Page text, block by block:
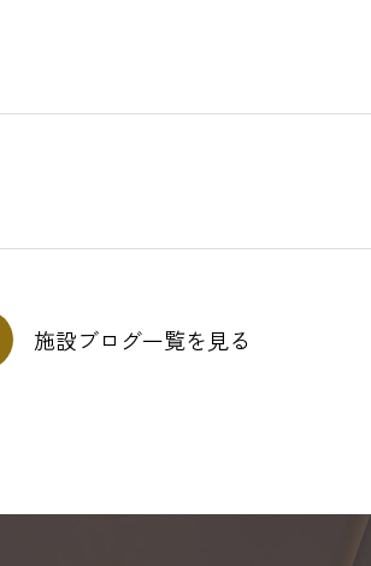
施設ブログ一覧を見る